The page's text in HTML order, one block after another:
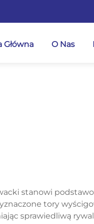
Główna O Nas
stanowi
tory
sprawiedliwą